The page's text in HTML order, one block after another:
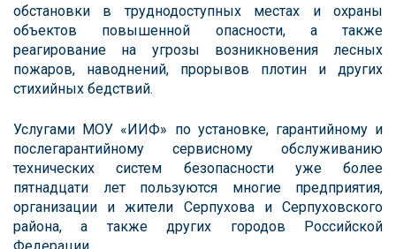
обстановки в труднодоступных местах и охраны
объектов повышенной опасности, а также
реагирование на угрозы возникновения лесных
пожаров, наводнений, прорывов плотин и других
стихийных бедствий.
Услугами МОУ «ИИФ» по установке, гарантийному и
послегарантийному сервисному обслуживанию
технических систем безопасности уже более
пятнадцати лет пользуются многие предприятия,
организации и жители Серпухова и Серпуховского
района, а также других городов Российской